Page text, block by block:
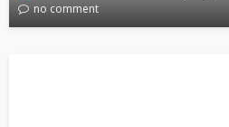
no comment